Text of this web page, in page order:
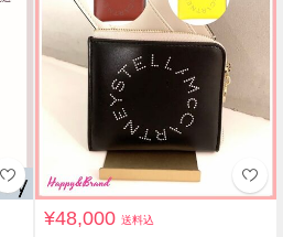
¥48,000送料込